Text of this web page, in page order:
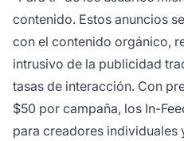
contenido. Estos anuncios
con el contenido orgánico,
intrusivo de la publicidad
tasas de interacción. Con
$50 por campaña, los In-
para creadores individuales